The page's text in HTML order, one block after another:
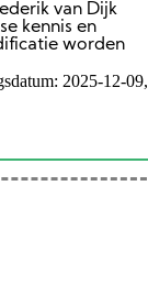
van Dijk
kennis en
worden
2025-12-09,